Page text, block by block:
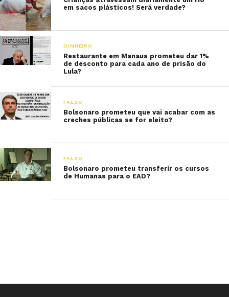
em sacos plásticos! Será verdade?
DINHEIRO
Restaurante em Manaus prometeu dar 1%
de desconto para cada ano de prisão do
Lula?
FALSO
Bolsonaro prometeu que vai acabar com as
creches públicas se for eleito?
FALSO
Bolsonaro prometeu transferir os cursos
de Humanas para o EAD?